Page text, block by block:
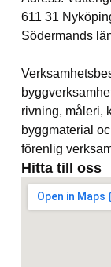
611 31
Södermands
rivning, måleri,
byggmaterial
förenlig
Hitta till oss